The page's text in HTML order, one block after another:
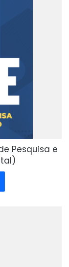
Pesquisa e